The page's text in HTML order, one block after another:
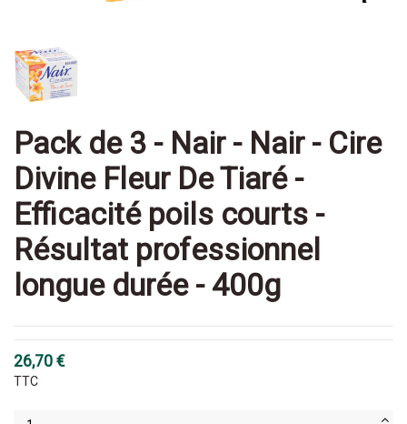
Pack de 3 - Nair - Nair - Cire
Divine Fleur De Tiaré -
Efficacité poils courts -
Résultat professionnel
longue durée - 400g
26,70 €
TTC